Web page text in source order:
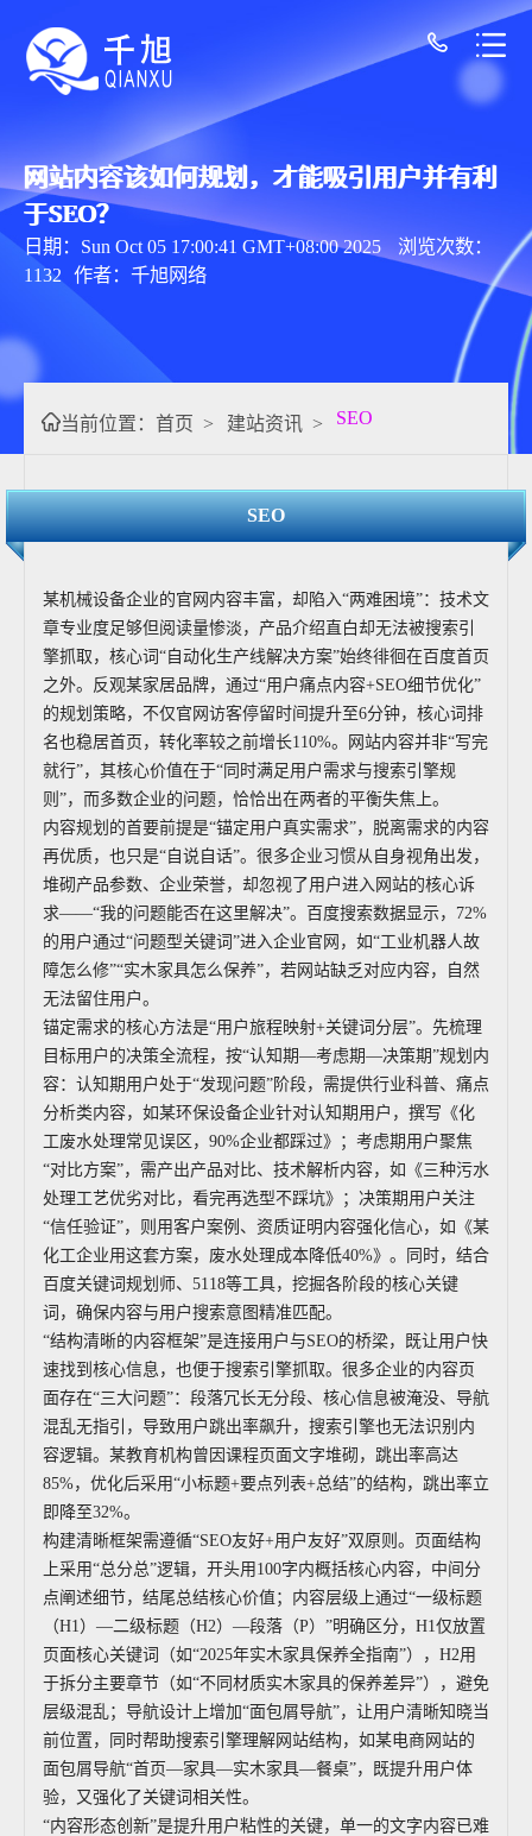
网站内容该如何规划，才能吸引用户并有利
于SEO？
日期：Sun Oct 05 17:00:41 GMT+08:00 2025
浏览次数：
1132 作者：千旭网络
当前位置： 首页 > 建站资讯 > SEO
SEO
某机械设备企业的官网内容丰富，却陷入“两难困境”：技术文
章专业度足够但阅读量惨淡，产品介绍直白却无法被搜索引
擎抓取，核心词“自动化生产线解决方案”始终徘徊在百度首页
之外。反观某家居品牌，通过“用户痛点内容+SEO细节优化”
的规划策略，不仅官网访客停留时间提升至6分钟，核心词排
名也稳居首页，转化率较之前增长110%。网站内容并非“写完
就行”，其核心价值在于“同时满足用户需求与搜索引擎规
则”，而多数企业的问题，恰恰出在两者的平衡失焦上。
内容规划的首要前提是“锚定用户真实需求”，脱离需求的内容
再优质，也只是“自说自话”。很多企业习惯从自身视角出发，
堆砌产品参数、企业荣誉，却忽视了用户进入网站的核心诉
求——“我的问题能否在这里解决”。百度搜索数据显示，72%
的用户通过“问题型关键词”进入企业官网，如“工业机器人故
障怎么修”“实木家具怎么保养”，若网站缺乏对应内容，自然
无法留住用户。
锚定需求的核心方法是“用户旅程映射+关键词分层”。先梳理
目标用户的决策全流程，按“认知期—考虑期—决策期”规划内
容：认知期用户处于“发现问题”阶段，需提供行业科普、痛点
分析类内容，如某环保设备企业针对认知期用户，撰写《化
工废水处理常见误区，90%企业都踩过》；考虑期用户聚焦
“对比方案”，需产出产品对比、技术解析内容，如《三种污水
处理工艺优劣对比，看完再选型不踩坑》；决策期用户关注
“信任验证”，则用客户案例、资质证明内容强化信心，如《某
化工企业用这套方案，废水处理成本降低40%》。同时，结合
百度关键词规划师、5118等工具，挖掘各阶段的核心关键
词，确保内容与用户搜索意图精准匹配。
“结构清晰的内容框架”是连接用户与SEO的桥梁，既让用户快
速找到核心信息，也便于搜索引擎抓取。很多企业的内容页
面存在“三大问题”：段落冗长无分段、核心信息被淹没、导航
混乱无指引，导致用户跳出率飙升，搜索引擎也无法识别内
容逻辑。某教育机构曾因课程页面文字堆砌，跳出率高达
85%，优化后采用“小标题+要点列表+总结”的结构，跳出率立
即降至32%。
构建清晰框架需遵循“SEO友好+用户友好”双原则。页面结构
上采用“总分总”逻辑，开头用100字内概括核心内容，中间分
点阐述细节，结尾总结核心价值；内容层级上通过“一级标题
（H1）—二级标题（H2）—段落（P）”明确区分，H1仅放置
页面核心关键词（如“2025年实木家具保养全指南”），H2用
于拆分主要章节（如“不同材质实木家具的保养差异”），避免
层级混乱；导航设计上增加“面包屑导航”，让用户清晰知晓当
前位置，同时帮助搜索引擎理解网站结构，如某电商网站的
面包屑导航“首页—家具—实木家具—餐桌”，既提升用户体
验，又强化了关键词相关性。
“内容形态创新”是提升用户粘性的关键，单一的文字内容已难